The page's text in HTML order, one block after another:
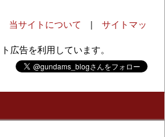
当サイトについて | サイトマッ
広告を利用しています。